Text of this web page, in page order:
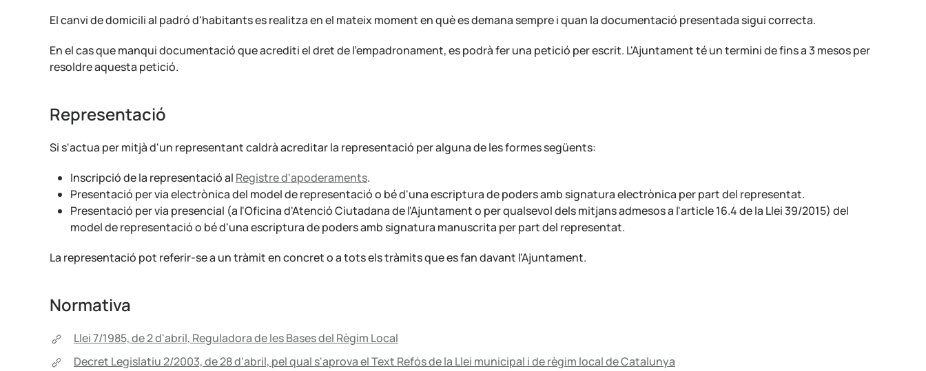
El canvi de domicili al padró d'habitants es realitza en el mateix moment en què es demana sempre i quan la documentació presentada sigui correcta.
En el cas que manqui documentació que acrediti el dret de l'empadronament, es podrà fer una petició per escrit. L'Ajuntament té un termini de fins a 3 mesos per
resoldre aquesta petició.
Representació
Si s'actua per mitjà d'un representant caldrà acreditar la representació per alguna de les formes següents:
Inscripció de la representació al Registre d'apoderaments.
Presentació per via electrònica del model de representació o bé d'una escriptura de poders amb signatura electrònica per part del representat.
Presentació per via presencial (a l'Oficina d'Atenció Ciutadana de l'Ajuntament o per qualsevol dels mitjans admesos a l'article 16.4 de la Llei 39/2015) del
model de representació o bé d'una escriptura de poders amb signatura manuscrita per part del representat.
La representació pot referir-se a un tràmit en concret o a tots els tràmits que es fan davant l'Ajuntament.
Normativa
Llei 7/1985, de 2 d'abril, Reguladora de les Bases del Règim Local
Decret Legislatiu 2/2003, de 28 d'abril, pel qual s'aprova el Text Refós de la Llei municipal i de règim local de Catalunya